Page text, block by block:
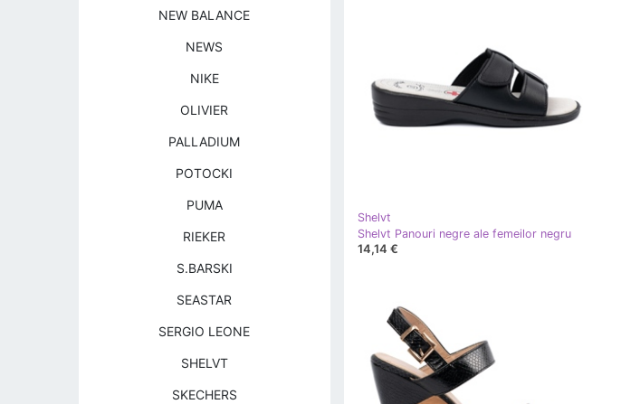
Shelvt
Shelvt Panouri negre ale femeilor negru
14,14 €
NEW BALANCE
NEWS
NIKE
OLIVIER
PALLADIUM
POTOCKI
PUMA
RIEKER
S.BARSKI
SEASTAR
SERGIO LEONE
SHELVT
SKECHERS